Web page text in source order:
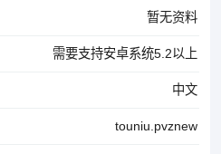
暂无资料
需要支持安卓系统5.2以上
中文
touniu.pvznew